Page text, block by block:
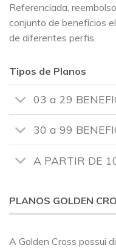
Referenciada,
conjunto de benefícios
de diferentes perfis.
Tipos de Planos
03 a 29
30 a 99
A PARTIR DE
PLANOS GOLDEN
A Golden Cross possui